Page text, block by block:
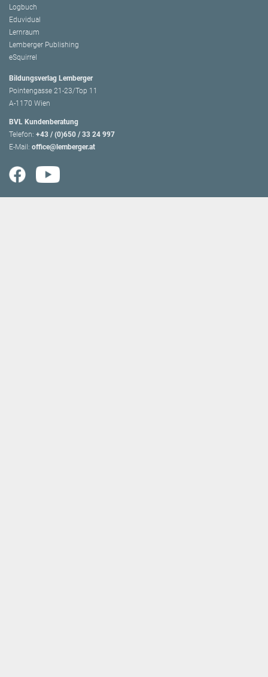
Logbuch
Eduvidual
Lernraum
Lemberger Publishing
eSquirrel
Bildungsverlag Lemberger
Pointengasse 21-23/Top 11
A-1170 Wien
BVL Kundenberatung
Telefon: +43 / (0)650 / 33 24 997
E-Mail: office@lemberger.at